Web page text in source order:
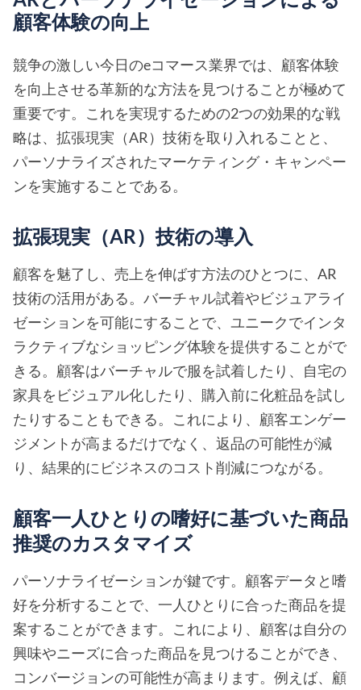
顧客体験の向上
競争の激しい今日のeコマース業界では、顧客体験
を向上させる革新的な方法を見つけることが極めて
重要です。これを実現するための2つの効果的な戦
略は、拡張現実（AR）技術を取り入れることと、
パーソナライズされたマーケティング・キャンペー
ンを実施することである。
拡張現実（AR）技術の導入
顧客を魅了し、売上を伸ばす方法のひとつに、AR
技術の活用がある。バーチャル試着やビジュアライ
ゼーションを可能にすることで、ユニークでインタ
ラクティブなショッピング体験を提供することがで
きる。顧客はバーチャルで服を試着したり、自宅の
家具をビジュアル化したり、購入前に化粧品を試し
たりすることもできる。これにより、顧客エンゲー
ジメントが高まるだけでなく、返品の可能性が減
り、結果的にビジネスのコスト削減につながる。
顧客一人ひとりの嗜好に基づいた商品
推奨のカスタマイズ
パーソナライゼーションが鍵です。顧客データと嗜
好を分析することで、一人ひとりに合った商品を提
案することができます。これにより、顧客は自分の
興味やニーズに合った商品を見つけることができ、
コンバージョンの可能性が高まります。例えば、顧